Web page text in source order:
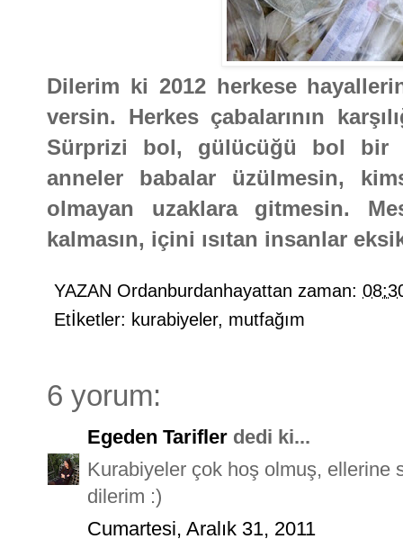
Dilerim ki 2012 herkese
versin. Herkes çabalarının
Sürprizi bol, gülücüğü bol bir
anneler babalar üzülmesin,
olmayan uzaklara gitmesin.
kalmasın, içini ısıtan insanlar
YAZAN Ordanburdanhayattan zaman:
Etİketler: kurabiyeler, mutfağım
6 yorum:
Egeden Tarifler dedi ki...
Kurabiyeler çok hoş olmuş, ellerine
dilerim :)
Cumartesi, Aralık 31, 2011